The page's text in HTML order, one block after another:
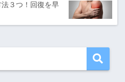
３つ！回復を早